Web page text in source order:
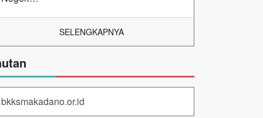
SELENGKAPNYA
bkksmakadano.or.id